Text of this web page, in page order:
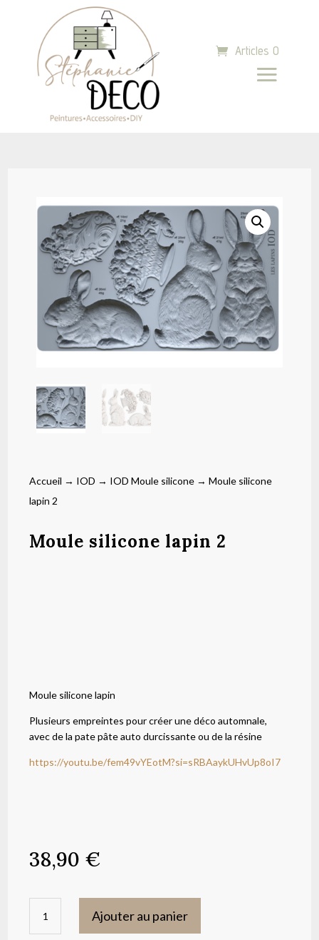
Articles 0
Accueil → IOD → IOD Moule silicone → Moule silicone
lapin 2
Moule silicone lapin 2
Moule silicone lapin
Plusieurs empreintes pour créer une déco automnale,
avec de la pate pâte auto durcissante ou de la résine
https://youtu.be/fem49vYEotM?si=sRBAaykUHvUp8oI7
38,90 €
Ajouter au panier